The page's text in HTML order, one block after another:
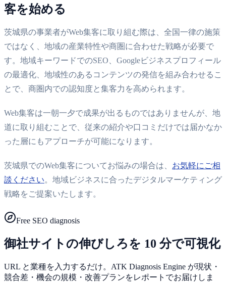
客を始める
茨城県の事業者がWeb集客に取り組む際は、全国一律の施策
ではなく、地域の産業特性や商圏に合わせた戦略が必要で
す。地域キーワードでのSEO、Googleビジネスプロフィール
の最適化、地域性のあるコンテンツの発信を組み合わせるこ
とで、商圏内での認知度と集客力を高められます。
Web集客は一朝一夕で成果が出るものではありませんが、地
道に取り組むことで、従来の紹介や口コミだけでは届かなか
った層にもアプローチが可能になります。
茨城県でのWeb集客についてお悩みの場合は、 お気軽にご相
談ください。地域ビジネスに合ったデジタルマーケティング
戦略をご提案いたします。
Free SEO diagnosis
御社サイトの伸びしろを 10 分で可視化
URL と業種を入力するだけ。ATK Diagnosis Engine が現状・
競合差・機会の規模・改善プランをレポートでお届けしま